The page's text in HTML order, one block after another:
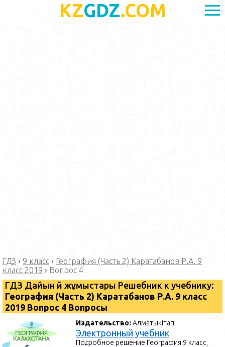
KZGDZ.COM
ГДЗ › 9 класс › География (Часть 2) Каратабанов Р.А. 9
класс 2019 › Вопрос 4
ГДЗ Дайын үй жұмыстары Решебник к учебнику:
География (Часть 2) Каратабанов Р.А. 9 класс
2019 Вопрос 4 Вопросы
Издательство:Алматыкітап
Электронный учебник
Подробное решение География 9 класс,